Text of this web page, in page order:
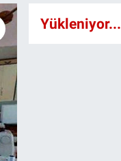
Yükleniyor...